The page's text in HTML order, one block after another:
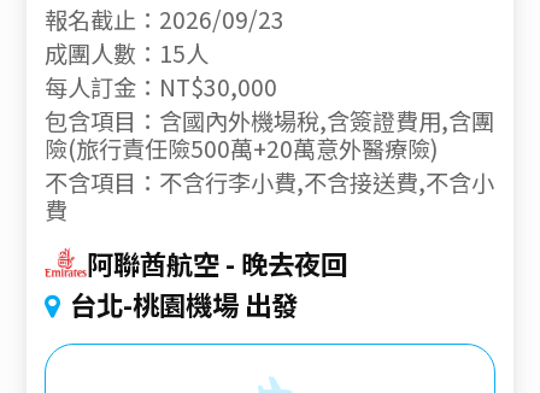
報名截止：2026/09/23
成團人數：15人
每人訂金：NT$30,000
包含項目：含國內外機場稅,含簽證費用,含團
險(旅行責任險500萬+20萬意外醫療險)
不含項目：不含行李小費,不含接送費,不含小
費
阿聯酋航空 晚去夜回
台北-桃園機場 出發